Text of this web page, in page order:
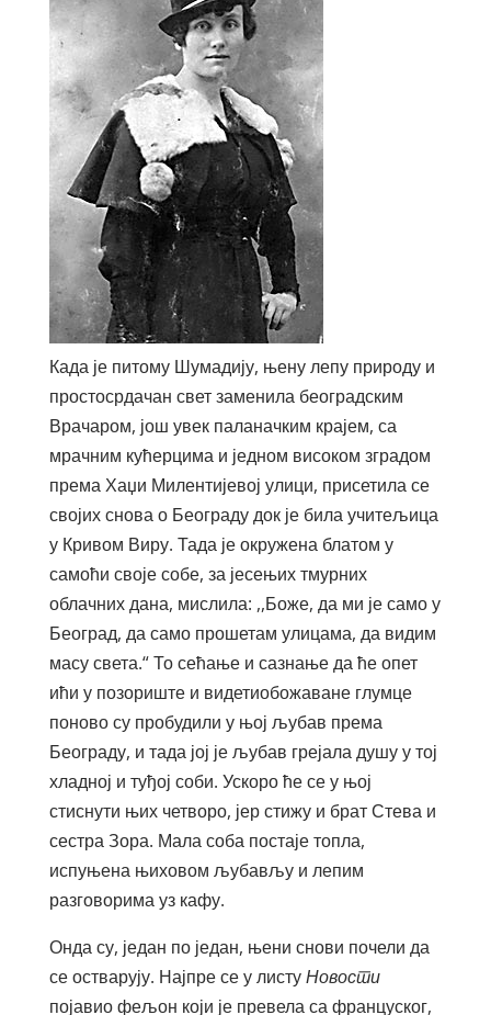
Када је питому Шумадију, њену лепу природу и
простосрдачан свет заменила београдским
Врачаром, још увек паланачким крајем, са
мрачним кућерцима и једном високом зградом
према Хаџи Милентијевој улици, присетила се
својих снова о Београду док је била учитељица
у Кривом Виру. Тада је окружена блатом у
самоћи своје собе, за јесењих тмурних
облачних дана, мислила: ,,Боже, да ми је само у
Београд, да само прошетам улицама, да видим
масу света.“ То сећање и сазнање да ће опет
ићи у позориште и видетиобожаване глумце
поново су пробудили у њој љубав према
Београду, и тада јој је љубав грејала душу у тој
хладној и туђој соби. Ускоро ће се у њој
стиснути њих четворо, јер стижу и брат Стева и
сестра Зора. Мала соба постаје топла,
испуњена њиховом љубављу и лепим
разговорима уз кафу.
Онда су, један по један, њени снови почели да
се остварују. Најпре се у листуНовости
појавио фељон који је превела са француског,